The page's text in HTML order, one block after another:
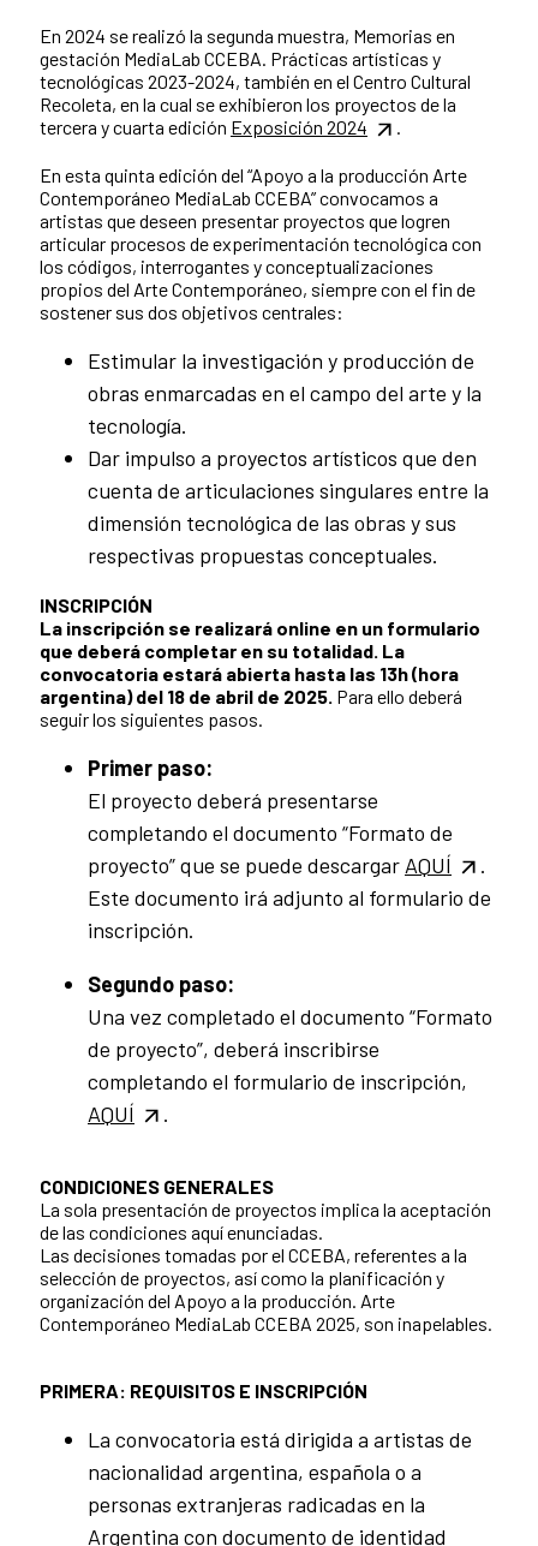
En 2024 se realizó la segunda muestra, Memorias en
gestación MediaLab CCEBA. Prácticas artísticas y
tecnológicas 2023-2024, también en el Centro Cultural
Recoleta, en la cual se exhibieron los proyectos de la
tercera y cuarta edición Exposición 2024
En esta quinta edición del “Apoyo a la producción Arte
Contemporáneo MediaLab CCEBA” convocamos a
artistas que deseen presentar proyectos que logren
articular procesos de experimentación tecnológica con
los códigos, interrogantes y conceptualizaciones
propios del Arte Contemporáneo, siempre con el fin de
sostener sus dos objetivos centrales:
Estimular la investigación y producción de
obras enmarcadas en el campo del arte y la
tecnología.
Dar impulso a proyectos artísticos que den
cuenta de articulaciones singulares entre la
dimensión tecnológica de las obras y sus
respectivas propuestas conceptuales.
INSCRIPCIÓN
La inscripción se realizará online en un formulario
que deberá completar en su totalidad. La
convocatoria estará abierta hasta las 13h (hora
argentina) del 18 de abril de 2025. Para ello deberá
seguir los siguientes pasos.
Primer paso:
El proyecto deberá presentarse
completando el documento “Formato de
proyecto” que se puede descargar AQUÍ
.
Este documento irá adjunto al formulario de
inscripción.
Segundo paso:
Una vez completado el documento “Formato
de proyecto”, deberá inscribirse
completando el formulario de inscripción,
AQUÍ
.
CONDICIONES GENERALES
La sola presentación de proyectos implica la aceptación
de las condiciones aquí enunciadas.
Las decisiones tomadas por el CCEBA, referentes a la
selección de proyectos, así como la planificación y
organización del Apoyo a la producción. Arte
Contemporáneo MediaLab CCEBA 2025, son inapelables.
PRIMERA: REQUISITOS E INSCRIPCIÓN
La convocatoria está dirigida a artistas de
nacionalidad argentina, española o a
personas extranjeras radicadas en la
Argentina con documento de identidad